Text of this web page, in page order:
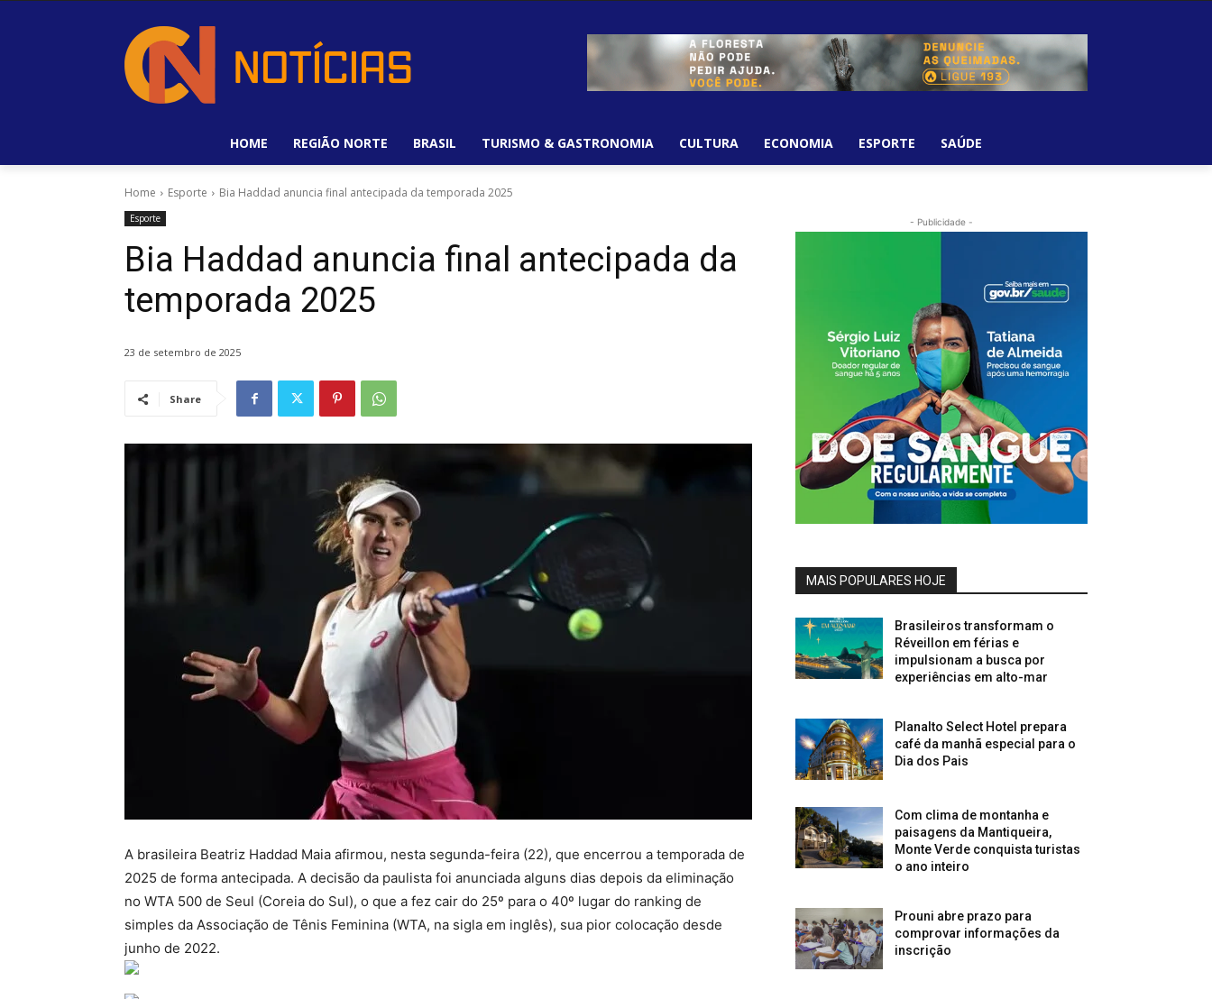
HOME REGIÃO NORTE BRASIL TURISMO & GASTRONOMIA CULTURA ECONOMIA ESPORTE SAÚDE
Home Esporte Bia Haddad anuncia final antecipada da temporada 2025
Esporte
Bia Haddad anuncia final antecipada da
temporada 2025
23 de setembro de 2025
Share
A brasileira Beatriz Haddad Maia afirmou, nesta segunda-feira (22), que encerrou a temporada de
2025 de forma antecipada. A decisão da paulista foi anunciada alguns dias depois da eliminação
no WTA 500 de Seul (Coreia do Sul), o que a fez cair do 25º para o 40º lugar do ranking de
simples da Associação de Tênis Feminina (WTA, na sigla em inglês), sua pior colocação desde
junho de 2022.
- Publicidade -
MAIS POPULARES HOJE
Brasileiros transformam o
Réveillon em férias e
impulsionam a busca por
experiências em alto-mar
Planalto Select Hotel prepara
café da manhã especial para o
Dia dos Pais
Com clima de montanha e
paisagens da Mantiqueira,
Monte Verde conquista turistas
o ano inteiro
Prouni abre prazo para
comprovar informações da
inscrição